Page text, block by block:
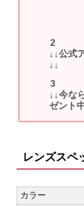
↓↓公式
↓↓
↓↓今な
ゼント
レンズスペ
カラー